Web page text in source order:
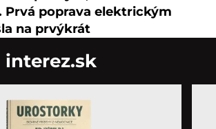
Prvá poprava elektrickým
na prvýkrát
interez.sk